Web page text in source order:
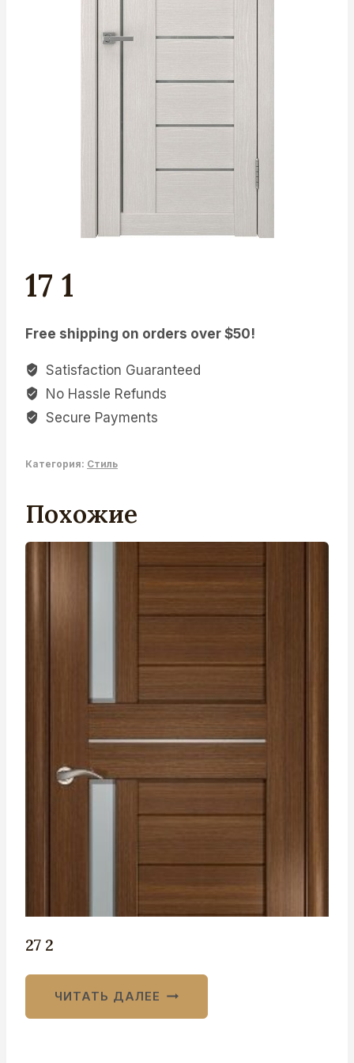
17 1
Free shipping on orders over $50!
Satisfaction Guaranteed
No Hassle Refunds
Secure Payments
Категория: Стиль
Похожие
27 2
ЧИТАТЬ ДАЛЕЕ